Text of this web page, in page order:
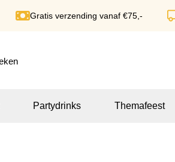
Gratis verzending vanaf €75,-
Partydrinks Themafeest